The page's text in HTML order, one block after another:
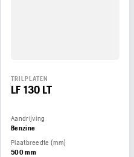
TRILPLATEN
LF 130 LT
Aandrijving
Benzine
Plaatbreedte (mm)
500 mm